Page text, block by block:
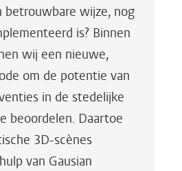
betrouwbare wijze, nog
is? Binnen
wij een nieuwe,
om de potentie van
in de stedelijke
beoordelen. Daartoe
3D-scènes
van Gausian